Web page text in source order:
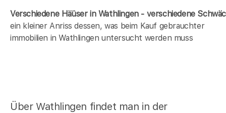
Verschiedene Häüser in Wathlingen - verschiedene
ein kleiner Anriss dessen, was beim Kauf gebrauchter
immobilien in Wathlingen untersucht werden muss
Über Wathlingen findet man in der